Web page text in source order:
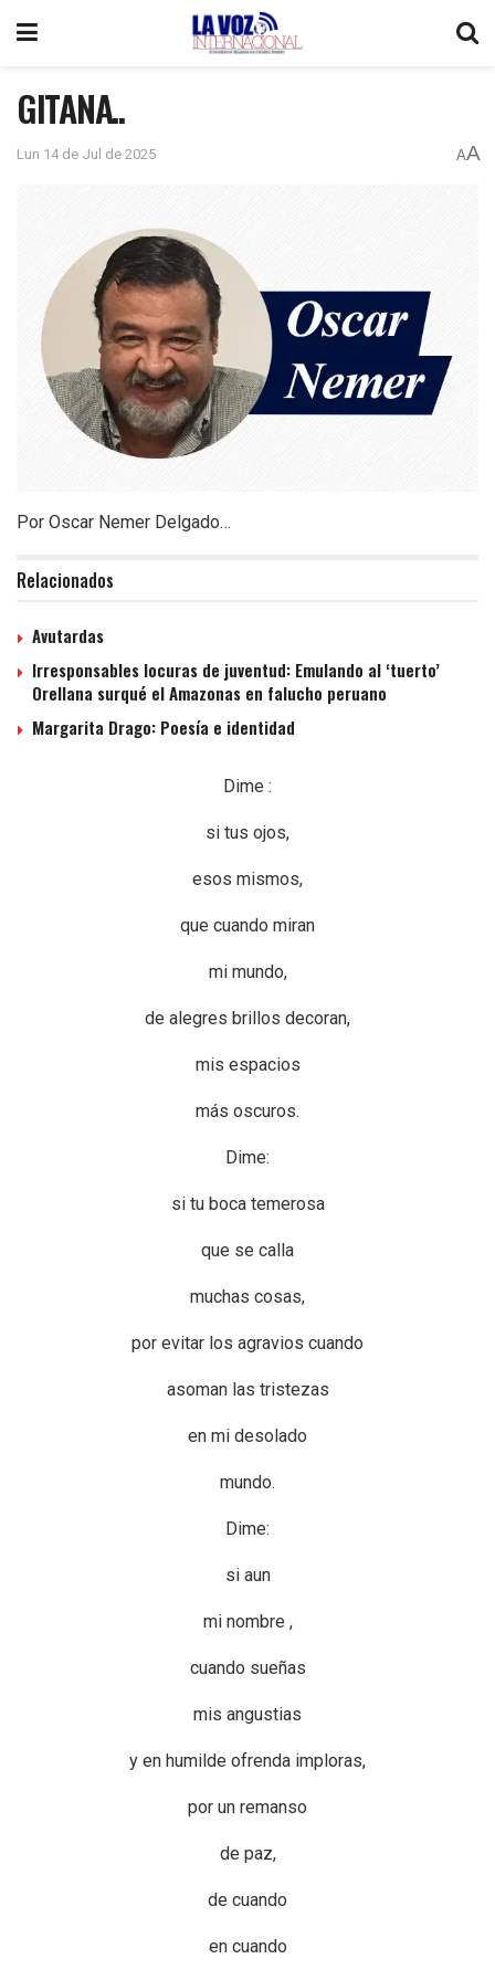
GITANA..
Lun 14 de Jul de 2025 AA
Por Oscar Nemer Delgado…
Relacionados
Avutardas
Irresponsables locuras de juventud: Emulando al ‘tuerto’
Orellana surqué el Amazonas en falucho peruano
Margarita Drago: Poesía e identidad
Dime :
si tus ojos,
esos mismos,
que cuando miran
mi mundo,
de alegres brillos decoran,
mis espacios
más oscuros.
Dime:
si tu boca temerosa
que se calla
muchas cosas,
por evitar los agravios cuando
asoman las tristezas
en mi desolado
mundo.
Dime:
si aun
mi nombre ,
cuando sueñas
mis angustias
y en humilde ofrenda imploras,
por un remanso
de paz,
de cuando
en cuando